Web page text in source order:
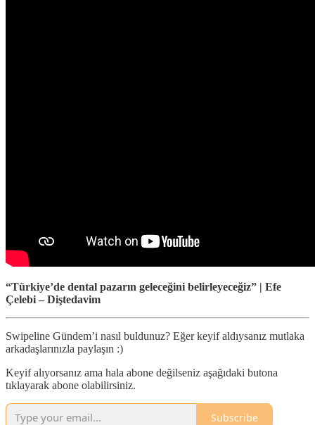
“Türkiye’de dental pazarın geleceğini belirleyeceğiz” | Efe
Çelebi – Diştedavim
Swipeline Gündem’i nasıl buldunuz? Eğer keyif aldıysanız mutlaka
arkadaşlarınızla paylaşın :)
Keyif alıyorsanız ama hala abone değilseniz aşağıdaki butona
tıklayarak abone olabilirsiniz.
Subscribe